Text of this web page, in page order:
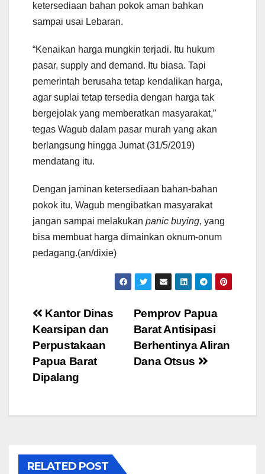
ketersediaan bahan pokok aman bahkan
sampai usai Lebaran.
“Kenaikan harga mungkin terjadi. Itu hukum
pasar, supply and demand. Itu biasa. Tapi
pemerintah berusaha tetap kendalikan harga,
agar suplai tetap tersedia dengan harga tak
bergejolak yang memberatkan masyarakat,”
tegas Wagub dalam pasar murah yang akan
berlangsung hingga Jumat (31/5/2019)
mendatang itu.
Dengan jaminan ketersediaan bahan-bahan
pokok itu, Wagub mengibatkan masyarakat
jangan sampai melakukan panic buying, yang
bisa membuat harga dimainkan oknum-onum
pedagang.(an/dixie)
Post
navigation
Pemprov Papua
Barat Antisipasi
Berhentinya Aliran
Dana Otsus
Kantor Dinas
Kearsipan dan
Perpustakaan
Papua Barat
Dipalang
RELATED POST